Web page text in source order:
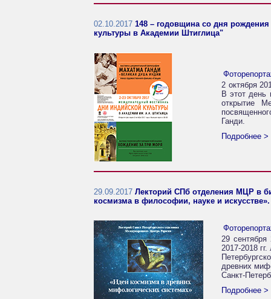
02.10.2017 148 – годовщина со дня
культуры в Академии Штиглица"
2 октября
В этот день
открытие
Ганди.
Подробнее >
29.09.2017 Лекторий СПб отделения МЦР в
космизма в философии, науке и
29 сентября
2017-2018
древних
Санкт-
Подробнее >